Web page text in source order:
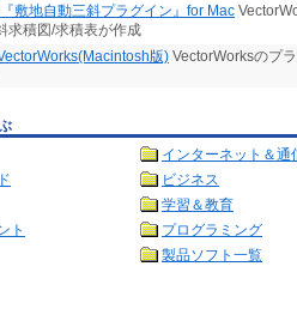
敷地自動三斜プラグイン』for Mac
求積図/求積表が作成
版) VectorWorksのプ
インターネット＆通
ビジネス
学習＆教育
ト
プログラミング
製品ソフト一覧